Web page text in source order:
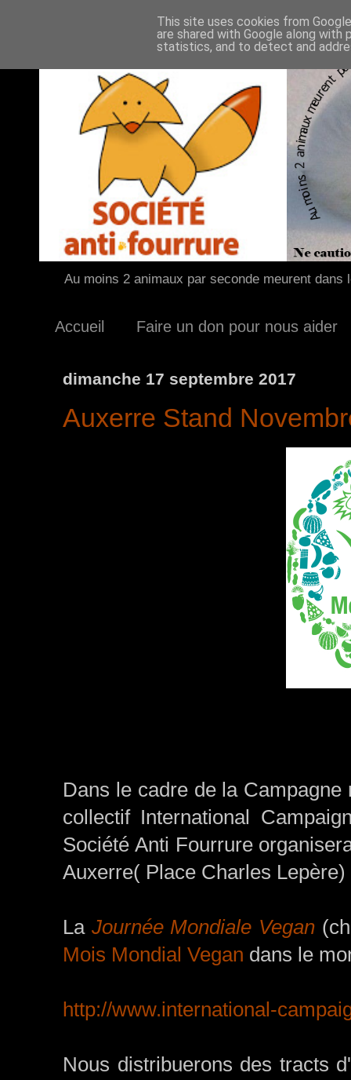
Au moins 2 animaux par seconde meurent
Accueil Faire un don pour nous aider
dimanche 17 septembre 2017
Auxerre Stand
Dans le cadre de la
collectif International
Société Anti Fourrure
Auxerre( Place Charles
La Journée Mondiale Vegan
Mois Mondial Vegan dans le
http://www.international-
Nous distribuerons des tracts
This site uses cookies from
are shared with Google along
statistics, and to detect and